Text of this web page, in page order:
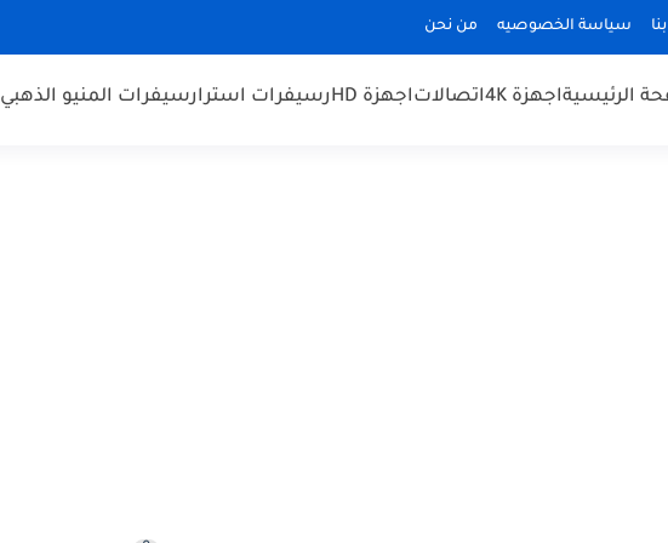
سياسة الخصوصيه من نحن
الرئيسيةاجهزة 4K اتصالاتاجهزة HD رسيفرات استرارسيفرات المنيو الذهبي